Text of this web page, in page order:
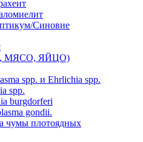
Синовие
МЯСО, ЯЙЦО)
spp. и Ehrlichia spp.
spp.
burgdorferi
gondii.
чумы плотоядных